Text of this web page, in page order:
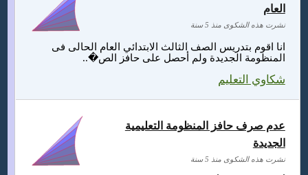
انا اقوم بتدريس الصف الثالث الابتدائي العام الحالى فى
المنظومة الجديدة ولم أحصل على حافز الص�..
شكاوي التعليم
العام
نشرت هذه الشكوى منذ 5 سنة
عدم صرف حافز المنظومة التعليمية
الجديدة
نشرت هذه الشكوى منذ 5 سنة